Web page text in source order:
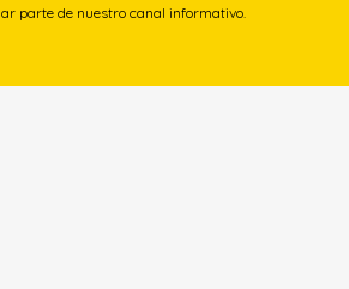
parte de nuestro canal informativo.